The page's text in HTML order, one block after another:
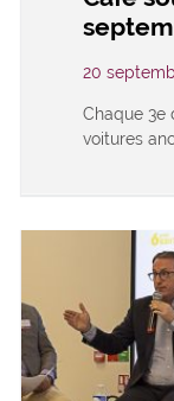
20
Chaque 3e
voitures